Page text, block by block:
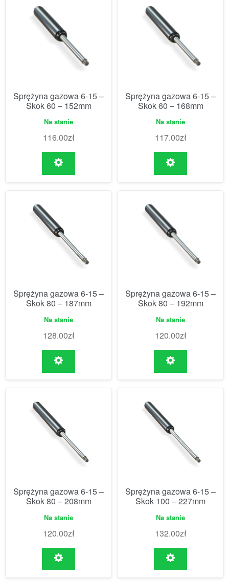
Sprężyna gazowa 6-15 –
Skok 60 – 152mm
Na stanie
116.00zł
Sprężyna gazowa 6-15 –
Skok 60 – 168mm
Na stanie
117.00zł
Sprężyna gazowa 6-15 –
Skok 80 – 187mm
Na stanie
128.00zł
Sprężyna gazowa 6-15 –
Skok 80 – 192mm
Na stanie
120.00zł
Sprężyna gazowa 6-15 –
Skok 80 – 208mm
Na stanie
120.00zł
Sprężyna gazowa 6-15 –
Skok 100 – 227mm
Na stanie
132.00zł